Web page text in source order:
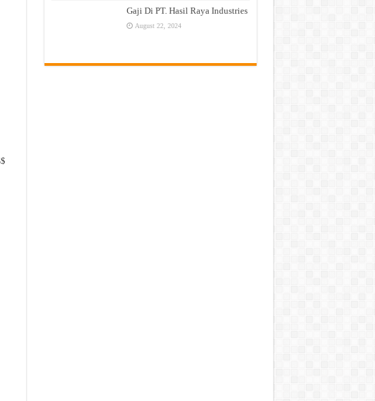
Gaji Di PT. Hasil Raya Industries
August 22, 2024